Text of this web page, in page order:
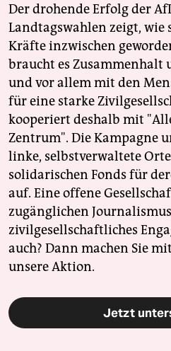
Der drohende Erfolg der
Landtagswahlen zeigt, wie
Kräfte inzwischen
braucht es Zusammenhalt
und vor allem mit den
für eine starke
kooperiert deshalb mit
Zentrum". Die Kampagne
linke, selbstverwaltete
solidarischen Fonds für
auf. Eine offene
zugänglichen
zivilgesellschaftliches
auch? Dann machen Sie
unsere Aktion.
Jetzt